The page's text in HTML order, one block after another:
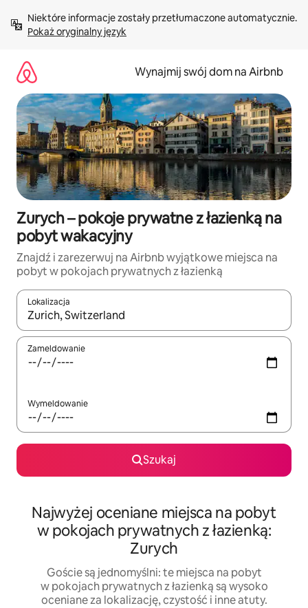
treści Pokaż oryginalny język
Wynajmij swój dom na Airbnb
Zurych – pokoje prywatne z łazienką na
pobyt wakacyjny
Znajdź i zarezerwuj na Airbnb wyjątkowe miejsca na
pobyt w pokojach prywatnych z łazienką
Lokalizacja
Gdy wyniki będą dostępne, możesz poruszać się po nich za
Zameldowanie
Wymeldowanie
Szukaj
Najwyżej oceniane miejsca na pobyt
w pokojach prywatnych z łazienką:
Zurych
Goście są jednomyślni: te miejsca na pobyt
w pokojach prywatnych z łazienką są wysoko
oceniane za lokalizację, czystość i inne atuty.